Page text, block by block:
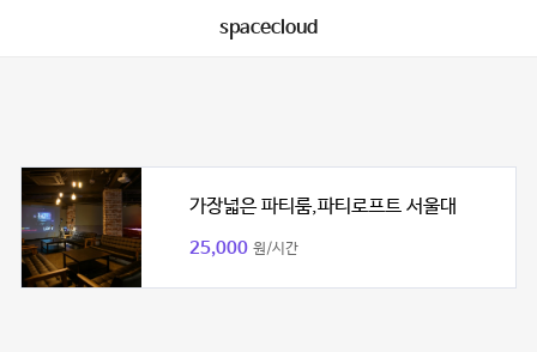
spacecloud
가장넓은 파티룸,파티로프트 서울대
25,000 원/시간